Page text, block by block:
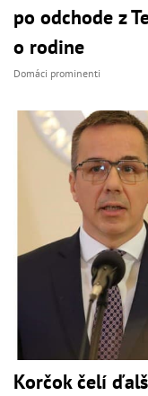
po odchode z
o rodine
Domáci prominenti
Korčok čelí